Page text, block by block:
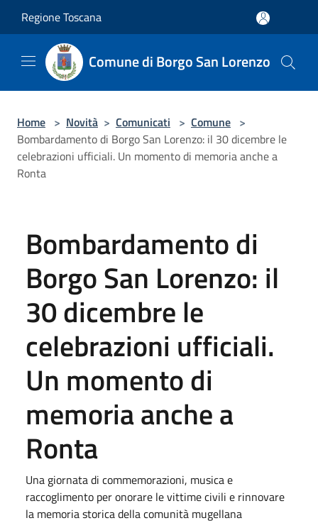
Regione Toscana
Comune di Borgo San Lorenzo
Home > Novità > Comunicati > Comune >
Bombardamento di Borgo San Lorenzo: il 30 dicembre le
celebrazioni ufficiali. Un momento di memoria anche a
Ronta
Bombardamento di
Borgo San Lorenzo: il
30 dicembre le
celebrazioni ufficiali.
Un momento di
memoria anche a
Ronta
Una giornata di commemorazioni, musica e
raccoglimento per onorare le vittime civili e rinnovare
la memoria storica della comunità mugellana